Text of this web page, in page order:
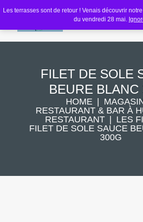
Les terrasses sont de retour ! Venais découvrir
du vendredi 28 mai.
FILET DE SOLE
BEURE BLANC
HOME
RESTAURANT & BAR À
RESTAURANT
LES
FILET DE SOLE SAUCE
300G